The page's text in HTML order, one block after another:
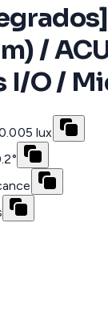
/
O /
lux